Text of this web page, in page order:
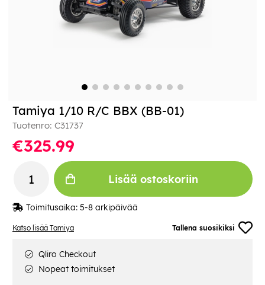
Katso lisää Tamiya Tallena suosikiksi
Tamiya 1/10 R/C BBX (BB-01)
Tuotenro: C31737
€325.99
Lisää ostoskoriin
Toimitusaika: 5-8 arkipäivää
Qliro Checkout
Nopeat toimitukset